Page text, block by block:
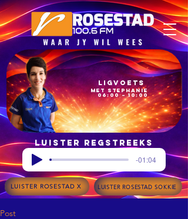
06:00 – 10:00
met Stephanie
Ligvoets
Luister regstreeks
-01:04
LUISTER ROSESTAD X LUISTER ROSESTAD SOKKIE
Post